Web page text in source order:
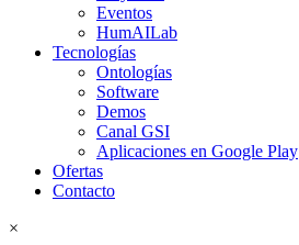
Eventos
HumAILab
Tecnologías
Ontologías
Software
Demos
Canal GSI
Aplicaciones en Google Play
Ofertas
Contacto
×